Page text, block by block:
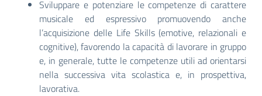
Sviluppare e potenziare le competenze di carattere
musicale ed espressivo promuovendo anche
l’acquisizione delle Life Skills (emotive, relazionali e
cognitive), favorendo la capacità di lavorare in gruppo
e, in generale, tutte le competenze utili ad orientarsi
nella successiva vita scolastica e, in prospettiva,
lavorativa.